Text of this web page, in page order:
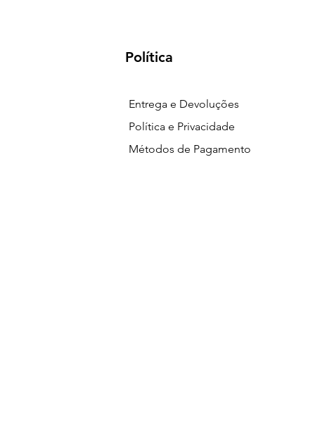
Política
Entrega e Devoluções
Política e Privacidade
Métodos de Pagamento